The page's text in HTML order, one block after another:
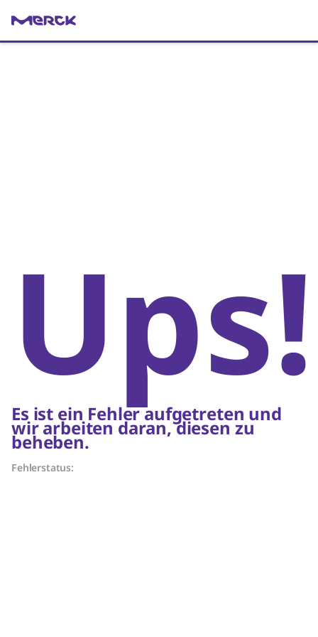
Ups!
Es ist ein Fehler aufgetreten und
wir arbeiten daran, diesen zu
beheben.
Fehlerstatus: